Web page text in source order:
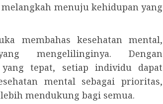
menuju kehidupan yang
membahas kesehatan mental,
mengelilinginya. Dengan
tepat, setiap individu dapat
mental sebagai prioritas,
mendukung bagi semua.